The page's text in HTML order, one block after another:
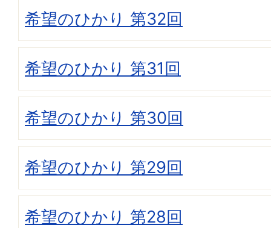
希望のひかり 第32回
希望のひかり 第31回
希望のひかり 第30回
希望のひかり 第29回
希望のひかり 第28回